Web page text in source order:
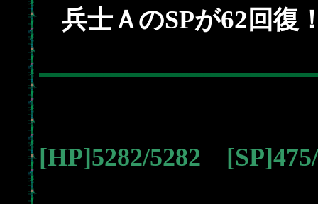
兵士ＡのSPが62 回復
[HP]5282/5282